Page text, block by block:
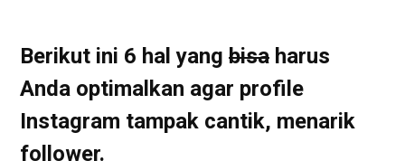
Berikut ini 6 hal yang bisa harus
Anda optimalkan agar profile
Instagram tampak cantik, menarik
follower.